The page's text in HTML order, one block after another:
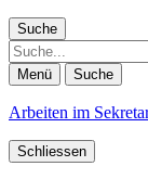
Suche
Suche
Menü Suche
Arbeiten im
Schliessen